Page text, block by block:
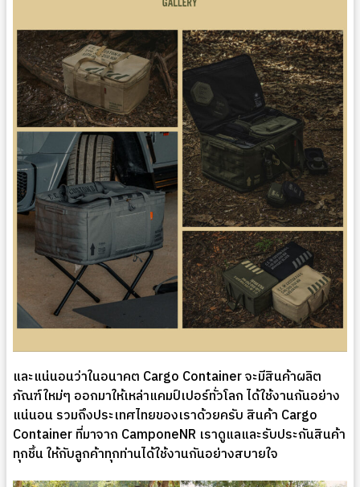
และแน่นอนว่าในอนาคต Cargo Container จะมีสินค้าผลิต
ภัณฑ์ใหม่ๆ ออกมาให้เหล่าแคมป์เปอร์ทั่วโลก ได้ใช้งานกันอย่าง
แน่นอน รวมถึงประเทศไทยของเราด้วยครับ สินค้า Cargo
Container ที่มาจาก CamponeNR เราดูแลและรับประกันสินค้า
ทุกชิ้น ให้กับลูกค้าทุกท่านได้ใช้งานกันอย่างสบายใจ